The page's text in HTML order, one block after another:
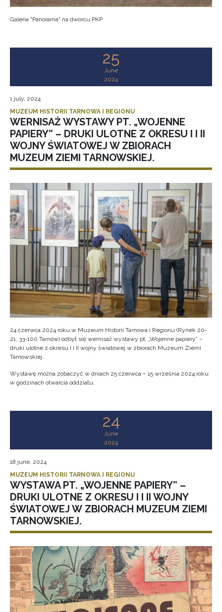
Galeria "Panorama" na dworcu PKP
25
June
2024
1 july, 2024
MUZEUM HISTORII TARNOWA I REGIONU
WERNISAŻ WYSTAWY PT. „WOJENNE
PAPIERY” – DRUKI ULOTNE Z OKRESU I I II
WOJNY ŚWIATOWEJ W ZBIORACH
MUZEUM ZIEMI TARNOWSKIEJ.
24 czerwca 2024 roku w Muzeum Historii Tarnowa i Regionu (Rynek 20-
21, 33-100 Tarnów) odbył się wernisaż wystawy pt. „Wojenne papiery” –
druki ulotne z okresu I i II wojny światowej w zbiorach Muzeum Ziemi
Tarnowskiej.
Wystawę można zobaczyć w dniach 25 czerwca – 15 września 2024 roku
w godzinach otwarcia oddziału.
24
June
2024
18 june, 2024
MUZEUM HISTORII TARNOWA I REGIONU
WYSTAWA PT. „WOJENNE PAPIERY” –
DRUKI ULOTNE Z OKRESU I I II WOJNY
ŚWIATOWEJ W ZBIORACH MUZEUM ZIEMI
TARNOWSKIEJ.